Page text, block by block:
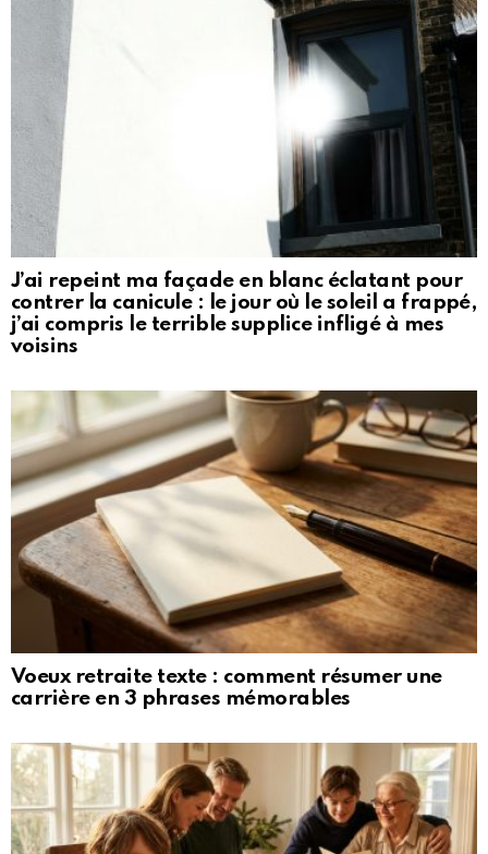
J’ai repeint ma façade en blanc éclatant pour
contrer la canicule : le jour où le soleil a frappé,
j’ai compris le terrible supplice infligé à mes
voisins
Voeux retraite texte : comment résumer une
carrière en 3 phrases mémorables